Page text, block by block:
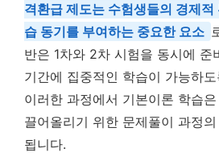
격환급 제도는 수험생들의 경제
습 동기를 부여하는 중요한 요소
반은 1차와 2차 시험을 동시에 준
기간에 집중적인 학습이 가능하
이러한 과정에서 기본이론 학습
끌어올리기 위한 문제풀이 과정
됩니다.